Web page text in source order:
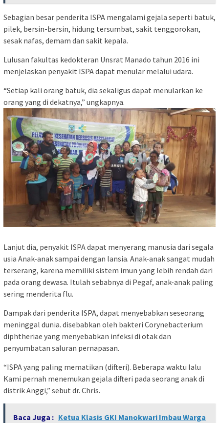
Sebagian besar penderita ISPA mengalami gejala seperti batuk,
pilek, bersin-bersin, hidung tersumbat, sakit tenggorokan,
sesak nafas, demam dan sakit kepala.
Lulusan fakultas kedokteran Unsrat Manado tahun 2016 ini
menjelaskan penyakit ISPA dapat menular melalui udara.
“Setiap kali orang batuk, dia sekaligus dapat menularkan ke
orang yang di dekatnya,” ungkapnya.
Lanjut dia, penyakit ISPA dapat menyerang manusia dari segala
usia Anak-anak sampai dengan lansia. Anak-anak sangat mudah
terserang, karena memiliki sistem imun yang lebih rendah dari
pada orang dewasa. Itulah sebabnya di Pegaf, anak-anak paling
sering menderita flu.
Dampak dari penderita ISPA, dapat menyebabkan seseorang
meninggal dunia. disebabkan oleh bakteri Corynebacterium
diphtheriae yang menyebabkan infeksi di otak dan
penyumbatan saluran pernapasan.
“ISPA yang paling mematikan (difteri). Beberapa waktu lalu
Kami pernah menemukan gejala difteri pada seorang anak di
distrik Anggi,” sebut dr. Chris.
Baca Juga : Ketua Klasis GKI Manokwari Imbau Warga